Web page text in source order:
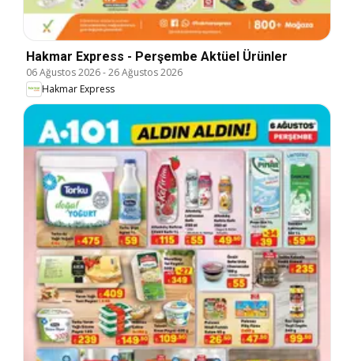
Hakmar Express - Perşembe Aktüel Ürünler
06 Ağustos 2026-26 Ağustos 2026
Hakmar Express